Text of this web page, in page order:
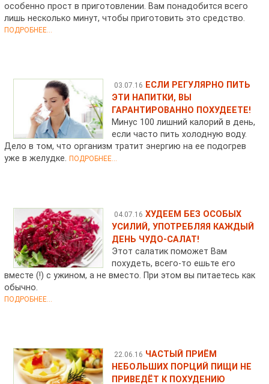
особенно прост в приготовлении. Вам понадобится всего
лишь несколько минут, чтобы приготовить это средство.
ПОДРОБНЕЕ...
03.07.16 ЕСЛИ РЕГУЛЯРНО ПИТЬ
ЭТИ НАПИТКИ, ВЫ
ГАРАНТИРОВАННО ПОХУДЕЕТЕ!
Минус 100 лишний калорий в день,
если часто пить холодную воду.
Дело в том, что организм тратит энергию на ее подогрев
уже в желудке.ПОДРОБНЕЕ...
04.07.16 ХУДЕЕМ БЕЗ ОСОБЫХ
УСИЛИЙ, УПОТРЕБЛЯЯ КАЖДЫЙ
ДЕНЬ ЧУДО-САЛАТ!
Этот салатик поможет Вам
похудеть, всего-то ешьте его
вместе (!) с ужином, а не вместо. При этом вы питаетесь как
обычно.
ПОДРОБНЕЕ...
22.06.16 ЧАСТЫЙ ПРИЁМ
НЕБОЛЬШИХ ПОРЦИЙ ПИЩИ НЕ
ПРИВЕДЁТ К ПОХУДЕНИЮ